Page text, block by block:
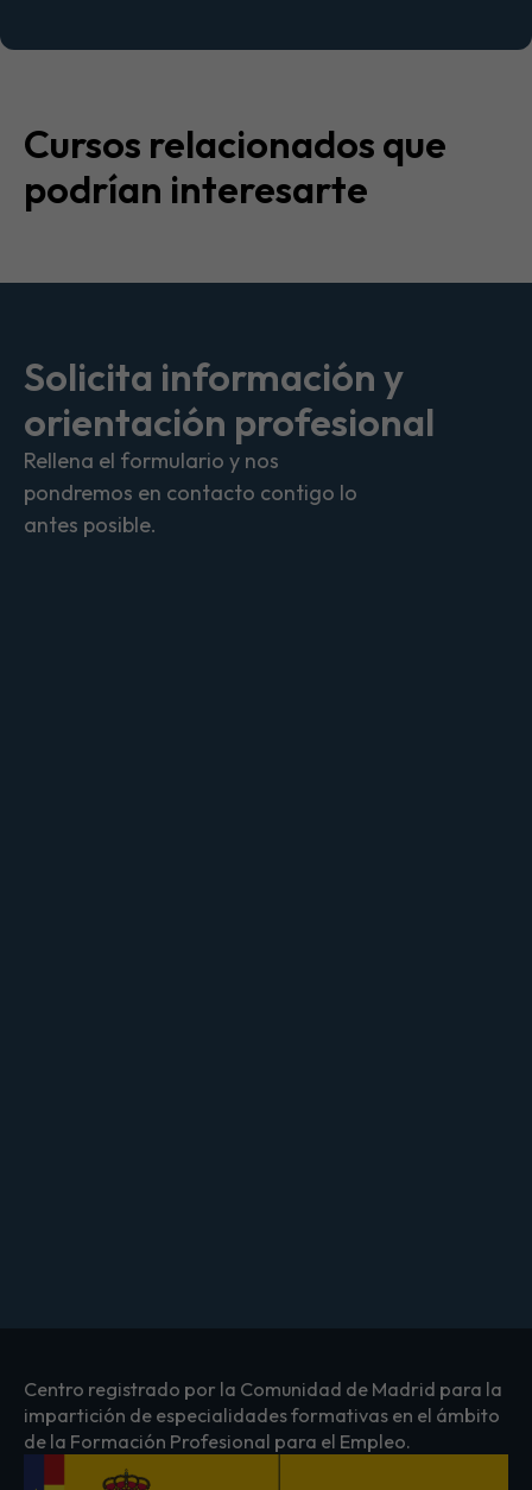
Cursos relacionados que
podrían interesarte
Solicita información y
orientación profesional
Rellena el formulario y nos
pondremos en contacto contigo lo
antes posible.
Centro registrado por la Comunidad de Madrid para la
impartición de especialidades formativas en el ámbito
de la Formación Profesional para el Empleo.